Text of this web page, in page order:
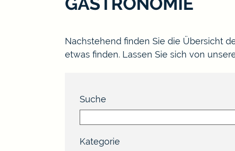
Nachstehend finden Sie die Übersicht
etwas finden. Lassen Sie sich von
Suche
Kategorie